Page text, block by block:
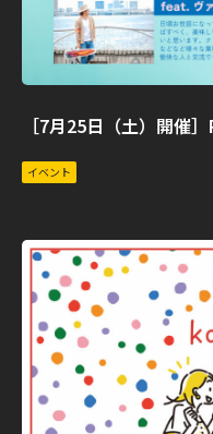
［7月25日（土）開催
イベント